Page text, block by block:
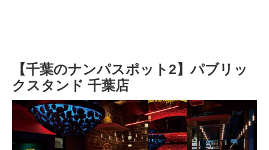
【千葉のナンパスポット2】パブリッ
クスタンド 千葉店